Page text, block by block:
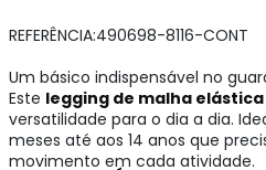
REFERÊNCIA:490698-8116-CONT
Um básico indispensável no
Este legging de malha elástica
versatilidade para o dia a dia.
meses até aos 14 anos que
movimento em cada atividade.